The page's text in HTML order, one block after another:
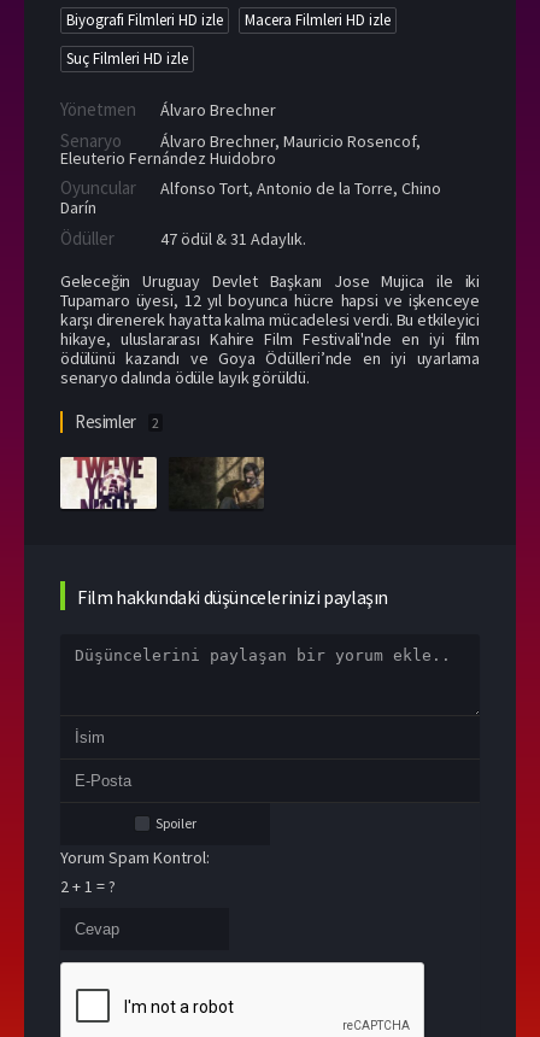
Biyografi Filmleri HD izle
Macera Filmleri HD izle
Suç Filmleri HD izle
Yönetmen Álvaro Brechner
Senaryo Álvaro Brechner, Mauricio Rosencof,
Eleuterio Fernández Huidobro
Oyuncular Alfonso Tort, Antonio de la Torre, Chino
Darín
Ödüller
47 ödül & 31 Adaylık.
Geleceğin Uruguay Devlet Başkanı Jose Mujica ile iki
Tupamaro üyesi, 12 yıl boyunca hücre hapsi ve işkenceye
karşı direnerek hayatta kalma mücadelesi verdi. Bu etkileyici
hikaye, uluslararası Kahire Film Festivali'nde en iyi film
ödülünü kazandı ve Goya Ödülleri’nde en iyi uyarlama
senaryo dalında ödüle layık görüldü.
Resimler 2
Film hakkındaki düşüncelerinizi paylaşın
Spoiler
Yorum Spam Kontrol:
2 + 1 = ?